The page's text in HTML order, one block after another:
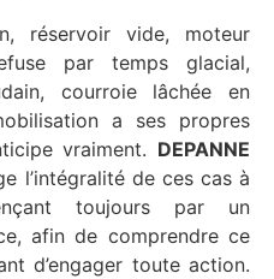
réservoir vide, moteur
par temps glacial,
courroie lâchée en
a ses propres
vraiment. DEPANNE
l’intégralité de ces cas à
toujours par un
afin de comprendre ce
d’engager toute action.